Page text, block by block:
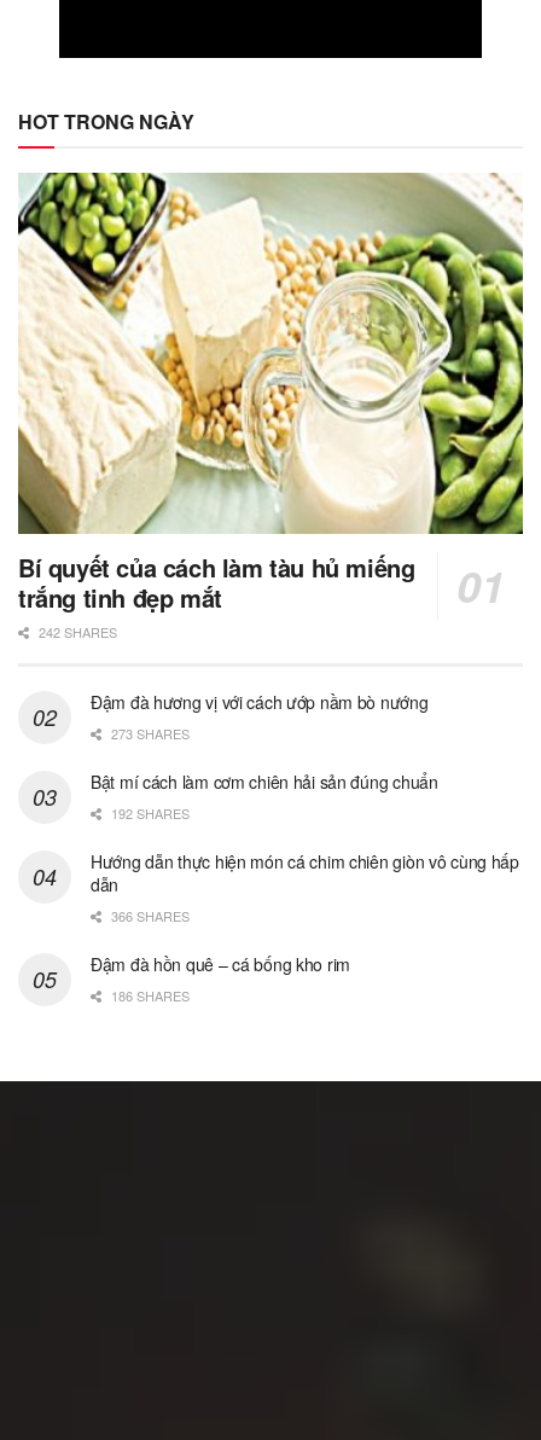
HOT TRONG NGÀY
Bí quyết của cách làm tàu hủ miếng
trắng tinh đẹp mắt
242 SHARES
Đậm đà hương vị với cách ướp nầm bò nướng
273 SHARES
Bật mí cách làm cơm chiên hải sản đúng chuẩn
192 SHARES
Hướng dẫn thực hiện món cá chim chiên giòn vô cùng hấp
dẫn
366 SHARES
Đậm đà hồn quê – cá bống kho rim
186 SHARES